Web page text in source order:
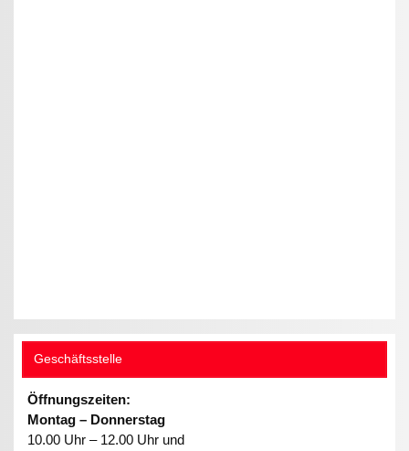
Geschäftsstelle
Öffnungszeiten:
Montag – Donnerstag
10.00 Uhr – 12.00 Uhr und